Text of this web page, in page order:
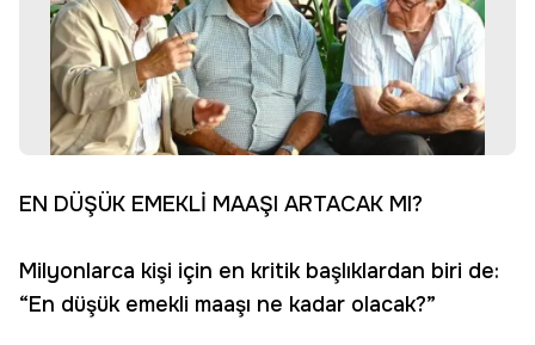
EN DÜŞÜK EMEKLİ MAAŞI ARTACAK MI?
Milyonlarca kişi için en kritik başlıklardan biri de:
“En düşük emekli maaşı ne kadar olacak?”